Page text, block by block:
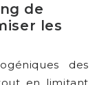
de
les
des